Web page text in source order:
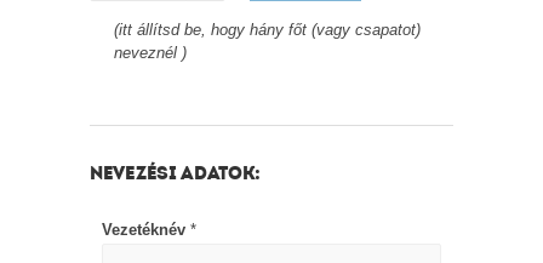
(itt állítsd be, hogy hány főt (vagy csapatot)
neveznél )
NEVEZÉSI ADATOK:
Vezetéknév *